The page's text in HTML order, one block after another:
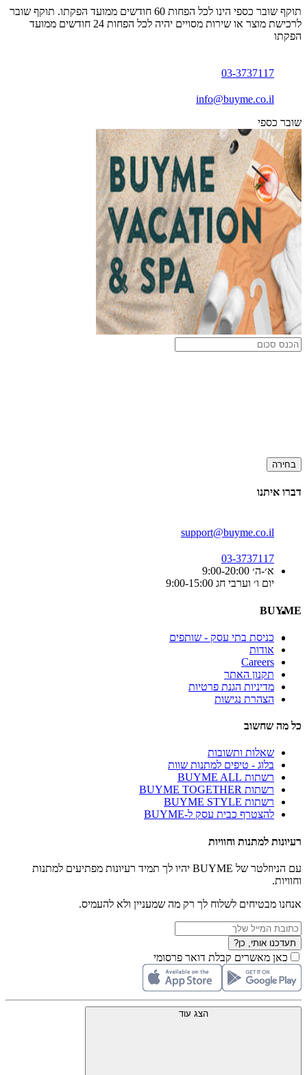
תוקף שובר כספי הינו לכל הפחות 60 חודשים ממועד הפקתו. תוקף שובר
לרכישת מוצר או שירות מסויים יהיה לכל הפחות 24 חודשים ממועד
הפקתו
03-3737117
info@buyme.co.il
שובר כספי
בחירה
דברו איתנו
support@buyme.co.il
03-3737117
א׳-ה׳ 9:00-20:00
יום ו׳ וערבי חג 9:00-15:00
BUYME
כניסת בתי עסק - שותפים
אודות
Careers
תקנון האתר
מדיניות הגנת פרטיות
הצהרת נגישות
כל מה שחשוב
שאלות ותשובות
בלוג - טיפים למתנות שוות
רשתות BUYME ALL
רשתות BUYME TOGETHER
רשתות BUYME STYLE
להצטרף כבית עסק ל-BUYME
רעיונות למתנות וחוויות
עם הניוזלטר של BUYME יהיו לך תמיד רעיונות מפתיעים למתנות
וחוויות.
אנחנו מבטיחים לשלוח לך רק מה שמעניין ולא להעמיס.
תעדכנו אותי, כן?
כאן מאשרים קבלת דואר פרסומי
הצג עוד